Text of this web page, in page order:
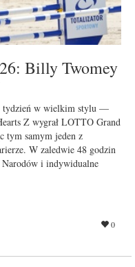
Billy Twomey
tydzień w wielkim stylu —
Z wygrał LOTTO Grand
tym samym jeden z
W zaledwie 48 godzin
Narodów i indywidualne
0